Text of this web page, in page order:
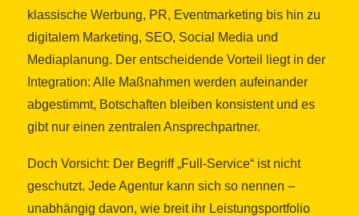
klassische Werbung, PR, Eventmarketing bis hin zu
digitalem Marketing, SEO, Social Media und
Mediaplanung. Der entscheidende Vorteil liegt in der
Integration: Alle Maßnahmen werden aufeinander
abgestimmt, Botschaften bleiben konsistent und es
gibt nur einen zentralen Ansprechpartner.
Doch Vorsicht: Der Begriff „Full-Service“ ist nicht
geschutzt. Jede Agentur kann sich so nennen –
unabhängig davon, wie breit ihr Leistungsportfolio